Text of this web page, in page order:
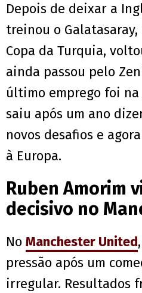
Depois de deixar a
treinou o
Copa da Turquia,
ainda passou pelo
último emprego foi
saiu após um ano
novos desafios e
à Europa.
Ruben Amorim
decisivo no
No Manchester United
pressão após um
irregular. Resultados